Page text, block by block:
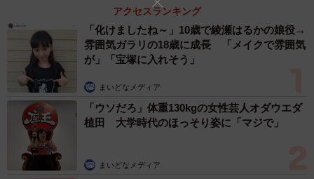
まだ二十歳になった実感があまりわかない ©鮎／幻冬舎コミックス
アクセスランキング
「化けましたね～」10歳で綾瀬はるかの娘役→
雰囲気ガラリの18歳に成長 「メイクで雰囲気
が」「宝塚に入れそう」
まいどなメディア
「ウソだろ」体重130kgの女性芸人オダウエダ
植田 大学時代のほっそり姿に「マジで」
まいどなメディア